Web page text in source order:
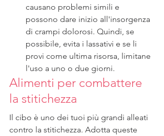
causano problemi simili e
possono dare inizio all'insorgenza
di crampi dolorosi. Quindi, se
possibile, evita i lassativi e se li
provi come ultima risorsa, limitane
l'uso a uno o due giorni.
Alimenti per combattere
la stitichezza
Il cibo è uno dei tuoi più grandi alleati
contro la stitichezza. Adotta queste